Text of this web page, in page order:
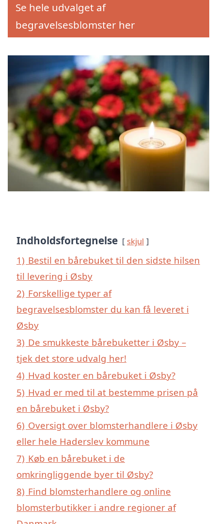
Se hele udvalget af
begravelsesblomster her
Indholdsfortegnelse skjul
1) Bestil en bårebuket til den sidste hilsen
til levering i Øsby
2) Forskellige typer af
begravelsesblomster du kan få leveret i
Øsby
3) De smukkeste bårebuketter i Øsby –
tjek det store udvalg her!
4) Hvad koster en bårebuket i Øsby?
5) Hvad er med til at bestemme prisen på
en bårebuket i Øsby?
6) Oversigt over blomsterhandlere i Øsby
eller hele Haderslev kommune
7) Køb en bårebuket i de
omkringliggende byer til Øsby?
8) Find blomsterhandlere og online
blomsterbutikker i andre regioner af